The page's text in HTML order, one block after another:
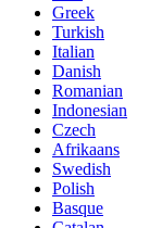
Greek
Turkish
Italian
Danish
Romanian
Indonesian
Czech
Afrikaans
Swedish
Polish
Basque